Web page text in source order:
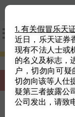
1. 有关假冒乐天
近日，乐天证券
现有不法人士或
的名义及标志，
户，切勿向可
切勿向该等人仕
疑第三者披露公
公司发出，请致
开立真实账